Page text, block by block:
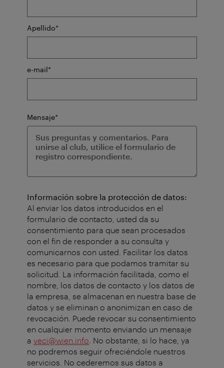
Apellido*Campo
obligatorio
e-mail*Campo
obligatorio
Mensaje*Campo
obligatorio
Información sobre la protección de datos:
Al enviar los datos introducidos en el
formulario de contacto, usted da su
consentimiento para que sean procesados
con el fin de responder a su consulta y
comunicarnos con usted. Facilitar los datos
es necesario para que podamos tramitar su
solicitud. La información facilitada, como el
nombre, los datos de contacto y los datos de
la empresa, se almacenan en nuestra base de
datos y se eliminan o anonimizan en caso de
revocación. Puede revocar su consentimiento
en cualquier momento enviando un mensaje
a veci@wien.info . No obstante, si lo hace, ya
no podremos seguir ofreciéndole nuestros
servicios. No cederemos sus datos a